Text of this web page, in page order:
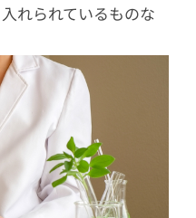
れられているものな